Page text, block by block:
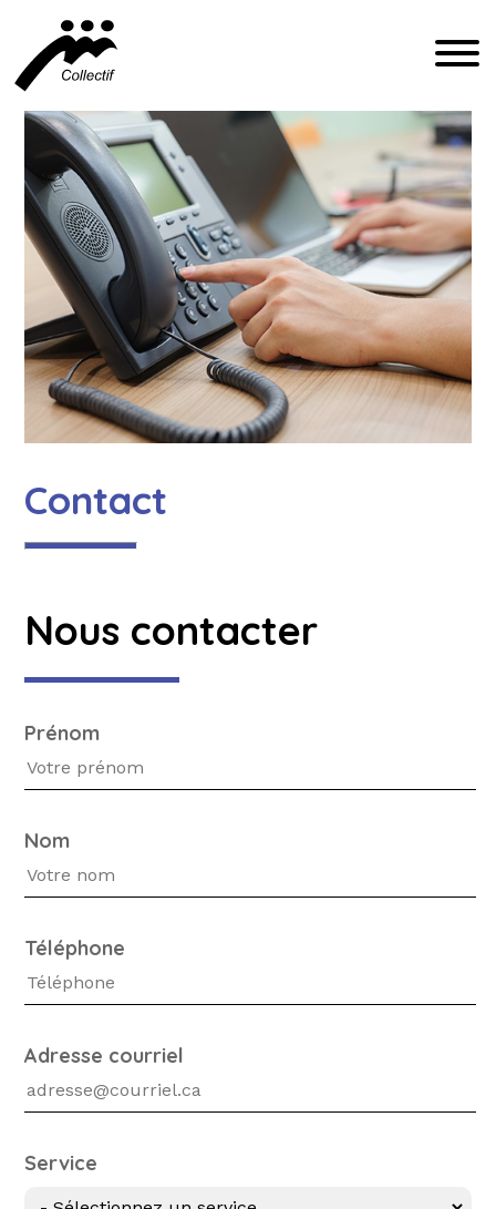
FRANÇAIS
ENGLISH
ESPAÑOL
INFO@CFIQ.CA
(514) 279-4246
Contact
Nous contacter
Prénom
Nom
Téléphone
Adresse courriel
Service